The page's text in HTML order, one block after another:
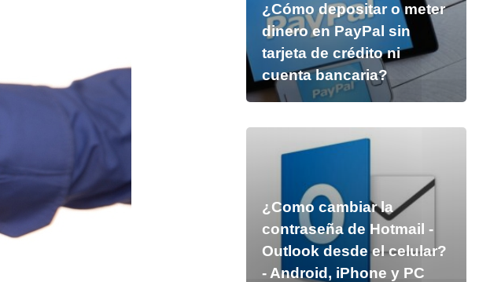
¿Cómo depositar o meter
dinero en PayPal sin
tarjeta de crédito ni
cuenta bancaria?
¿Como cambiar la
contraseña de Hotmail -
Outlook desde el celular?
- Android, iPhone y PC